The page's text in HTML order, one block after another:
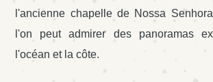
l'ancienne chapelle de Nossa
l'on peut admirer des panoramas
l'océan et la côte.